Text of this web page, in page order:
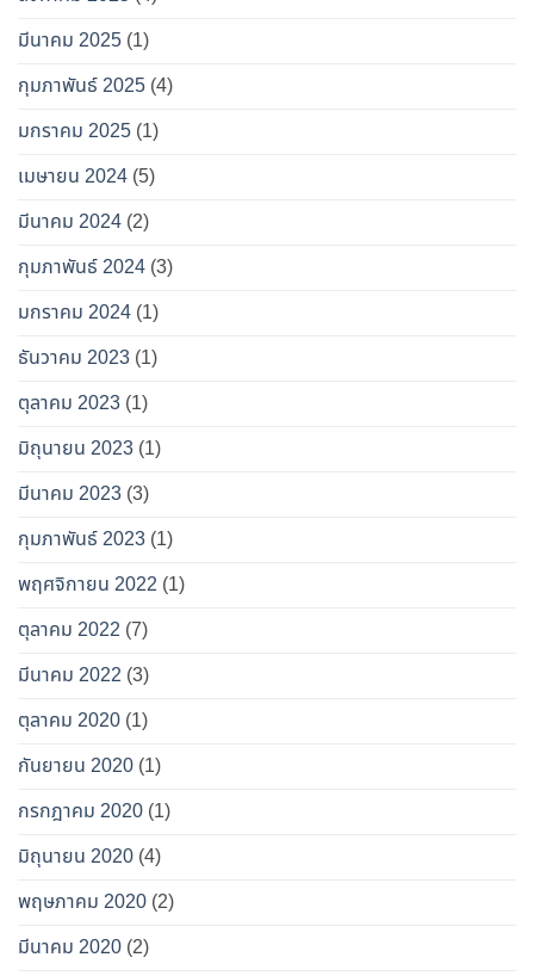
มีนาคม 2025 (1)
กุมภาพันธ์ 2025 (4)
มกราคม 2025 (1)
เมษายน 2024 (5)
มีนาคม 2024 (2)
กุมภาพันธ์ 2024 (3)
มกราคม 2024 (1)
ธันวาคม 2023 (1)
ตุลาคม 2023 (1)
มิถุนายน 2023 (1)
มีนาคม 2023 (3)
กุมภาพันธ์ 2023 (1)
พฤศจิกายน 2022 (1)
ตุลาคม 2022 (7)
มีนาคม 2022 (3)
ตุลาคม 2020 (1)
กันยายน 2020 (1)
กรกฎาคม 2020 (1)
มิถุนายน 2020 (4)
พฤษภาคม 2020 (2)
มีนาคม 2020 (2)